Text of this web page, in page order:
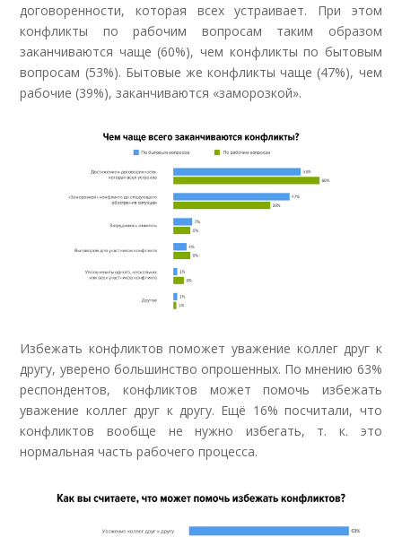
договоренности, которая всех устраивает. При этом
конфликты по рабочим вопросам таким образом
заканчиваются чаще (60%), чем конфликты по бытовым
вопросам (53%). Бытовые же конфликты чаще (47%), чем
рабочие (39%), заканчиваются «заморозкой».
Избежать конфликтов поможет уважение коллег друг к
другу, уверено большинство опрошенных. По мнению 63%
респондентов, конфликтов может помочь избежать
уважение коллег друг к другу. Ещё 16% посчитали, что
конфликтов вообще не нужно избегать, т. к. это
нормальная часть рабочего процесса.